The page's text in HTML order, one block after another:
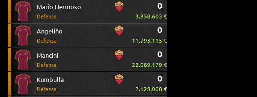
Mario Hermoso
Defensa
0
3.858.603 €
Angeliño
Defensa
0
11.793.115 €
Mancini
Defensa
0
22.089.179 €
Kumbulla
Defensa
0
2.128.008 €